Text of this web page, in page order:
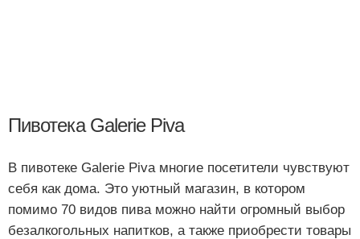
Пивотека Galerie Piva
В пивотеке Galerie Piva многие посетители чувствуют
себя как дома. Это уютный магазин, в котором
помимо 70 видов пива можно найти огромный выбор
безалкогольных напитков, а также приобрести товары